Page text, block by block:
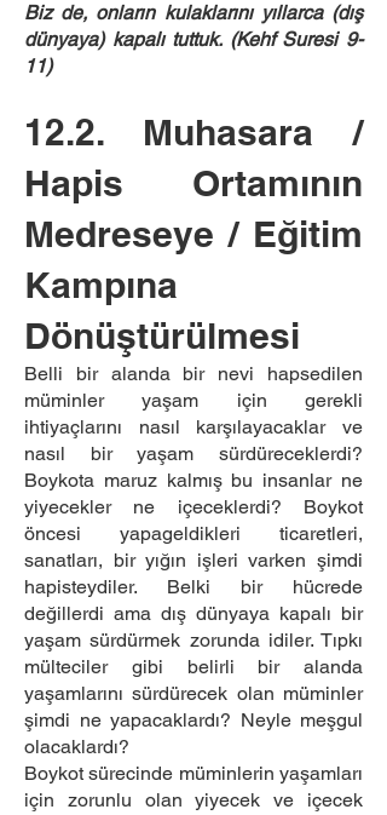
Biz de, onların kulaklarını yıllarca (dış
dünyaya) kapalı tuttuk. (Kehf Suresi 9-
11)
12.2. Muhasara /
Hapis Ortamının
Medreseye / Eğitim
Kampına
Dönüştürülmesi
Belli bir alanda bir nevi hapsedilen
müminler yaşam için gerekli
ihtiyaçlarını nasıl karşılayacaklar ve
nasıl bir yaşam sürdüreceklerdi?
Boykota maruz kalmış bu insanlar ne
yiyecekler ne içeceklerdi? Boykot
öncesi yapageldikleri ticaretleri,
sanatları, bir yığın işleri varken şimdi
hapisteydiler. Belki bir hücrede
değillerdi ama dış dünyaya kapalı bir
yaşam sürdürmek zorunda idiler. Tıpkı
mülteciler gibi belirli bir alanda
yaşamlarını sürdürecek olan müminler
şimdi ne yapacaklardı? Neyle meşgul
olacaklardı?
Boykot sürecinde müminlerin yaşamları
için zorunlu olan yiyecek ve içecek